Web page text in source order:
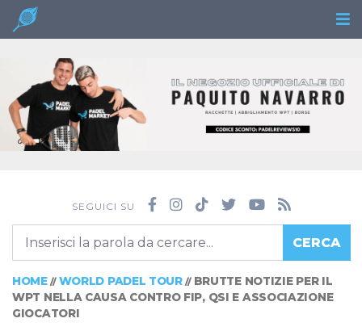
SEGUICI SU
CERCA
HOME// WORLD PADEL TOUR// BRUTTE NOTIZIE PER IL
WPT NELLA CAUSA CONTRO FIP, QSI E ASSOCIAZIONE
GIOCATORI